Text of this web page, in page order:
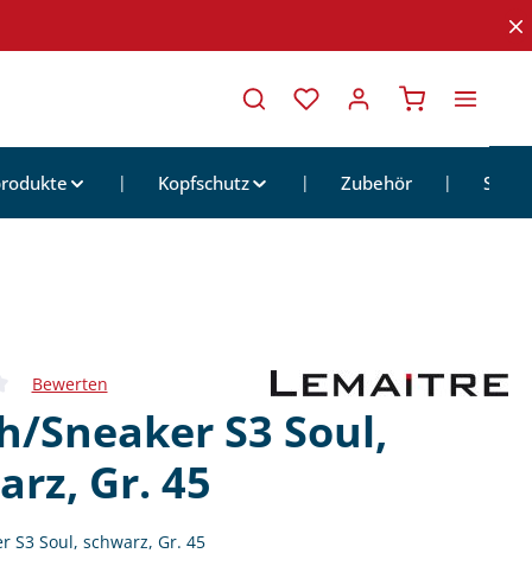
Warenkorb
Kopfschutz Zubehör
Bewerten
Sneaker S3 Soul,
Gr. 45
S3 Soul, schwarz, Gr. 45